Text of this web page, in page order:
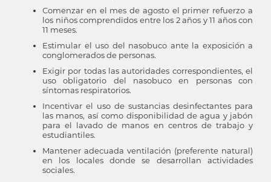
Comenzar en el mes de agosto el primer refuerzo a
los niños comprendidos entre los 2 años y 11 años con
11 meses.
Estimular el uso del nasobuco ante la exposición a
conglomerados de personas.
Exigir por todas las autoridades correspondientes, el
uso obligatorio del nasobuco en personas con
síntomas respiratorios.
Incentivar el uso de sustancias desinfectantes para
las manos, así como disponibilidad de agua y jabón
para el lavado de manos en centros de trabajo y
estudiantiles.
Mantener adecuada ventilación (preferente natural)
en los locales donde se desarrollan actividades
sociales.